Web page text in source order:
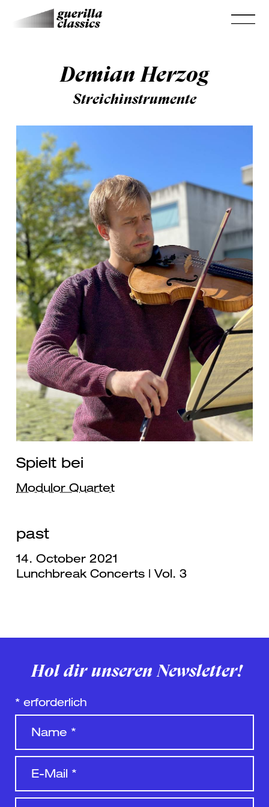
Demian Herzog
Streichinstrumente
Spielt bei
Modulor Quartet
past
14. October 2021
Lunchbreak Concerts | Vol. 3
Hol dir unseren Newsletter!
* erforderlich